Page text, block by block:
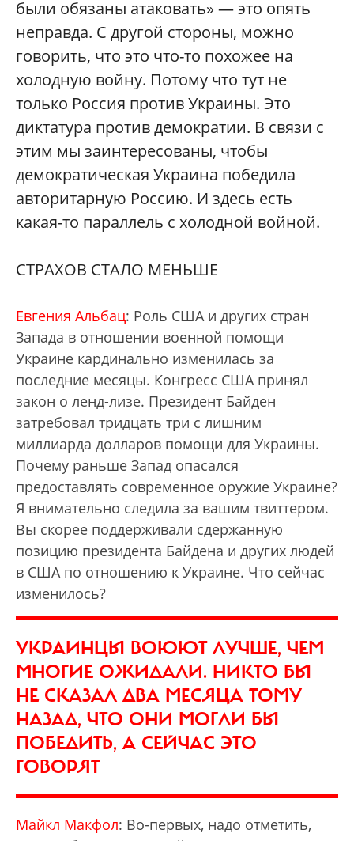
были обязаны атаковать» — это опять
неправда. С другой стороны, можно
говорить, что это что-то похожее на
холодную войну. Потому что тут не
только Россия против Украины. Это
диктатура против демократии. В связи с
этим мы заинтересованы, чтобы
демократическая Украина победила
авторитарную Россию. И здесь есть
какая-то параллель с холодной войной.
СТРАХОВ СТАЛО МЕНЬШЕ
Евгения Альбац: Роль США и других стран
Запада в отношении военной помощи
Украине кардинально изменилась за
последние месяцы. Конгресс США принял
закон о ленд-лизе. Президент Байден
затребовал тридцать три с лишним
миллиарда долларов помощи для Украины.
Почему раньше Запад опасался
предоставлять современное оружие Украине?
Я внимательно следила за вашим твиттером.
Вы скорее поддерживали сдержанную
позицию президента Байдена и других людей
в США по отношению к Украине. Что сейчас
изменилось?
УКРАИНЦЫ ВОЮЮТ ЛУЧШЕ, ЧЕМ
МНОГИЕ ОЖИДАЛИ. НИКТО БЫ
НЕ СКАЗАЛ ДВА МЕСЯЦА ТОМУ
НАЗАД, ЧТО ОНИ МОГЛИ БЫ
ПОБЕДИТЬ, А СЕЙЧАС ЭТО
ГОВОРЯТ
Майкл Макфол: Во-первых, надо отметить,